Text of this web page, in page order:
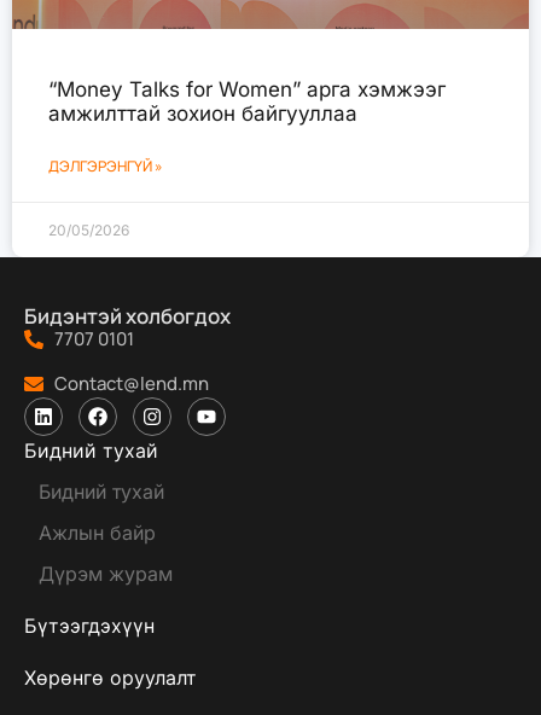
“Money Talks for Women” арга хэмжээг
амжилттай зохион байгууллаа
ДЭЛГЭРЭНГҮЙ »
20/05/2026
Бидэнтэй холбогдох
7707 0101
Contact@lend.mn
Бидний тухай
Бүтээгдэхүүн
Хөрөнгө оруулалт
Бидний тухай
Ажлын байр
Дүрэм журам